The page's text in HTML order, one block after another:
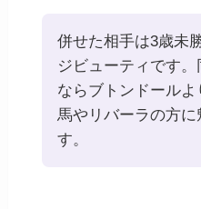
併せた相手は3歳未
ジビューティです
ならブトンドール
馬やリバーラの方に
す。